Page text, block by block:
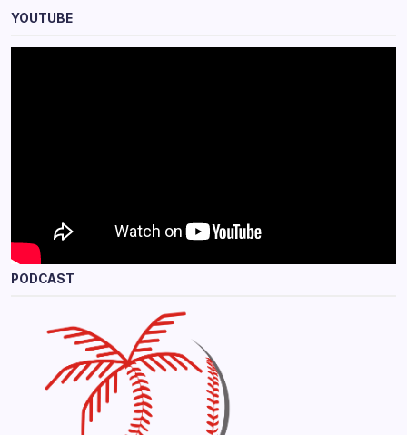
YOUTUBE
PODCAST